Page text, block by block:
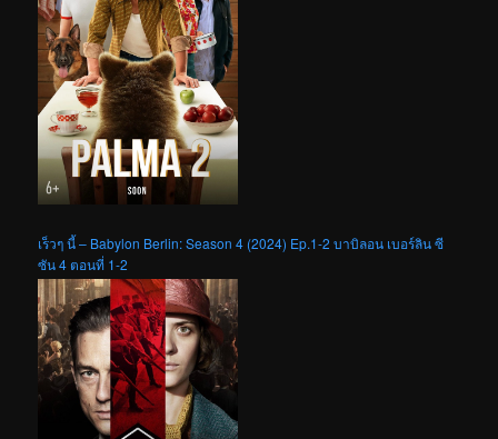
เร็วๆ นี้ – Babylon Berlin: Season 4 (2024) Ep.1-2 บาบิลอน เบอร์ลิน ซี
ซัน 4 ตอนที่ 1-2